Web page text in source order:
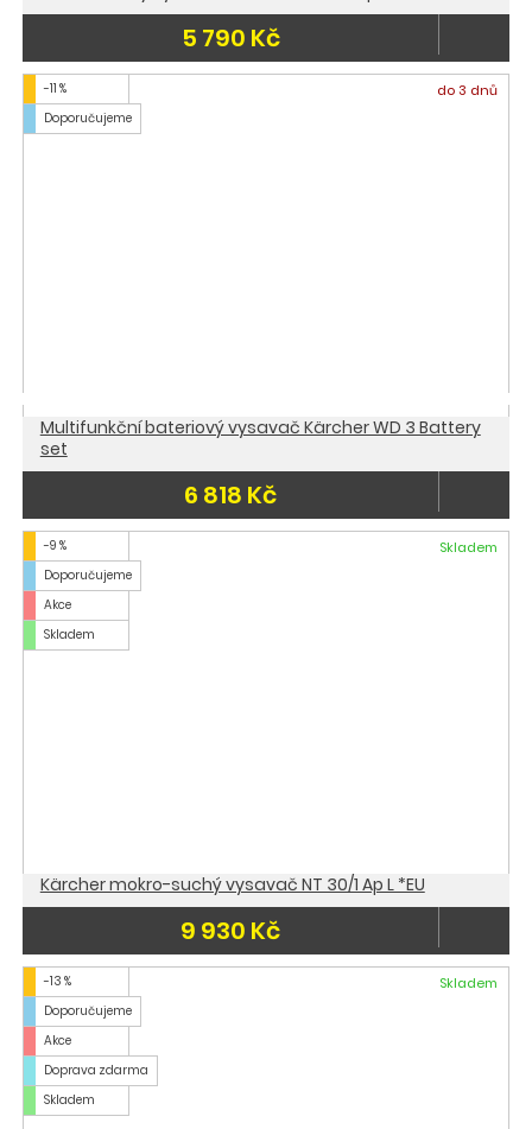
5 790 Kč
-11 %
Doporučujeme
do 3 dnů
Multifunkční bateriový vysavač Kärcher WD 3 Battery
set
6 818 Kč
-9 %
Doporučujeme
Akce
Skladem
Skladem
Kärcher mokro-suchý vysavač NT 30/1 Ap L *EU
9 930 Kč
-13 %
Doporučujeme
Akce
Doprava zdarma
Skladem
Skladem